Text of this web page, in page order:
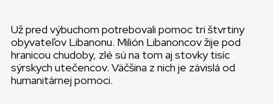
Už pred výbuchom potrebovali pomoc tri štvrtiny
obyvateľov Libanonu. Milión Libanoncov žije pod
hranicou chudoby, zlé sú na tom aj stovky tisíc
sýrskych utečencov. Väčšina z nich je závislá od
humanitárnej pomoci.